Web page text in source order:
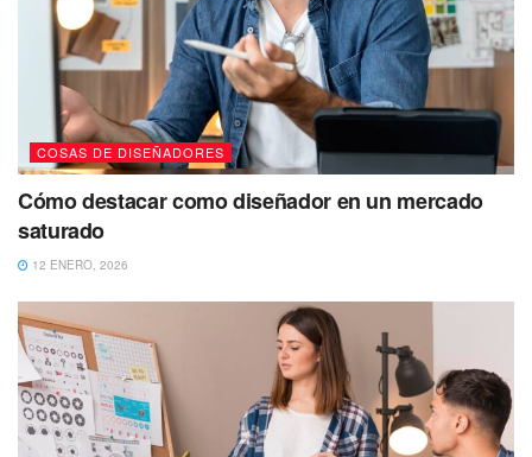
COSAS DE DISEÑADORES
Cómo destacar como diseñador en un mercado
saturado
12 ENERO, 2026